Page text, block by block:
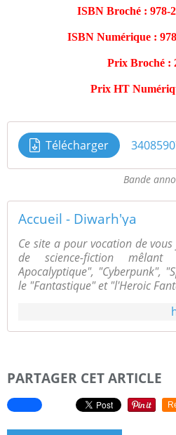
ISBN Broché : 978-
ISBN Numérique :
Prix Broché :
Prix HT
Télécharger
Bande
Accueil - Diwarh'ya
Ce site a pour vocation de
de science-fiction
Apocalyptique", "Cyberpunk",
le "Fantastique" et "l'Heroic
PARTAGER CET ARTICLE